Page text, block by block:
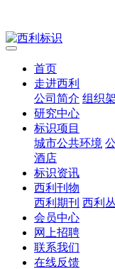
首页
走进西利
公司简介 组织
研究中心
标识项目
城市公共环境
酒店
标识资讯
西利刊物
西利期刊 西利
会员中心
网上招聘
联系我们
在线反馈